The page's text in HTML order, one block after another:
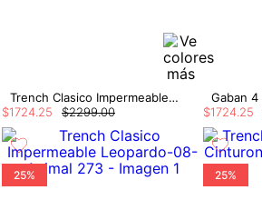
Trench Clasico Impermeable Leopardo
$2299.00
$1724 25 $1724 25
25% 25%